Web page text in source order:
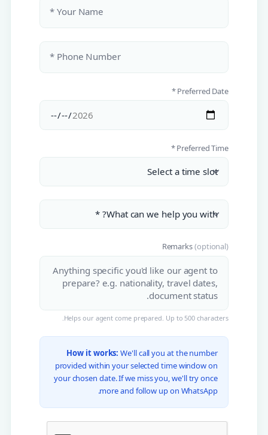
Your Name *
Phone Number *
Preferred Date *
Preferred Time *
Remarks(optional)
Helps our agent come prepared. Up to 500 characters.
How it works: We'll call you at the number
provided within your selected time window on
your chosen date. If we miss you, we'll try once
more and follow up on WhatsApp.